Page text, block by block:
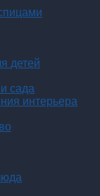
детей
сада
интерьера